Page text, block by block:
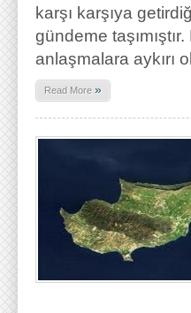
karşı karşıya
gündeme
anlaşmalara aykırı
Read More »